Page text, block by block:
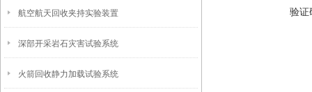
航空航天回收夹持实验装置
深部开采岩石灾害试验系统
火箭回收静力加载试验系统
验证